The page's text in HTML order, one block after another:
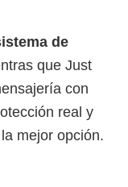
de
que Just
con
real y
mejor opción.